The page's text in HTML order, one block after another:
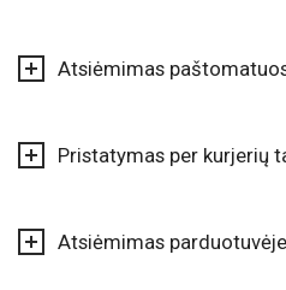
Atsiėmimas
Pristatymas per kurjerių
Atsiėmimas